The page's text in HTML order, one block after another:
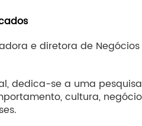
e diretora de
dedica-se a uma
cultura,